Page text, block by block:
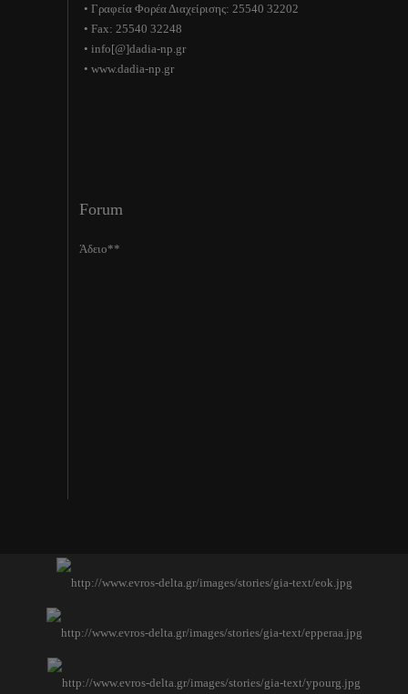
• Γραφεία Φορέα Διαχείρισης: 25540 32202
• Fax: 25540 32248
• info[@]dadia-np.gr
• www.dadia-np.gr
Forum
Άδειο**